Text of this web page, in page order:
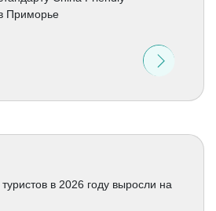
Приморье
в 2026 году выросли на